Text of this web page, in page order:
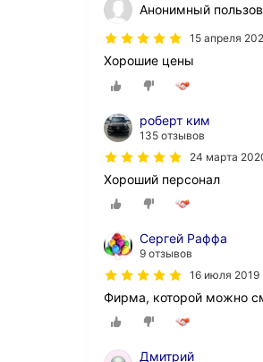
Анонимный
15 апреля
Хорошие цены
роберт ким
135 отзывов
24 марта
Хороший персонал
Сергей Раффа
9 отзывов
16 июля 2019
Фирма, которой можно
Дмитрий